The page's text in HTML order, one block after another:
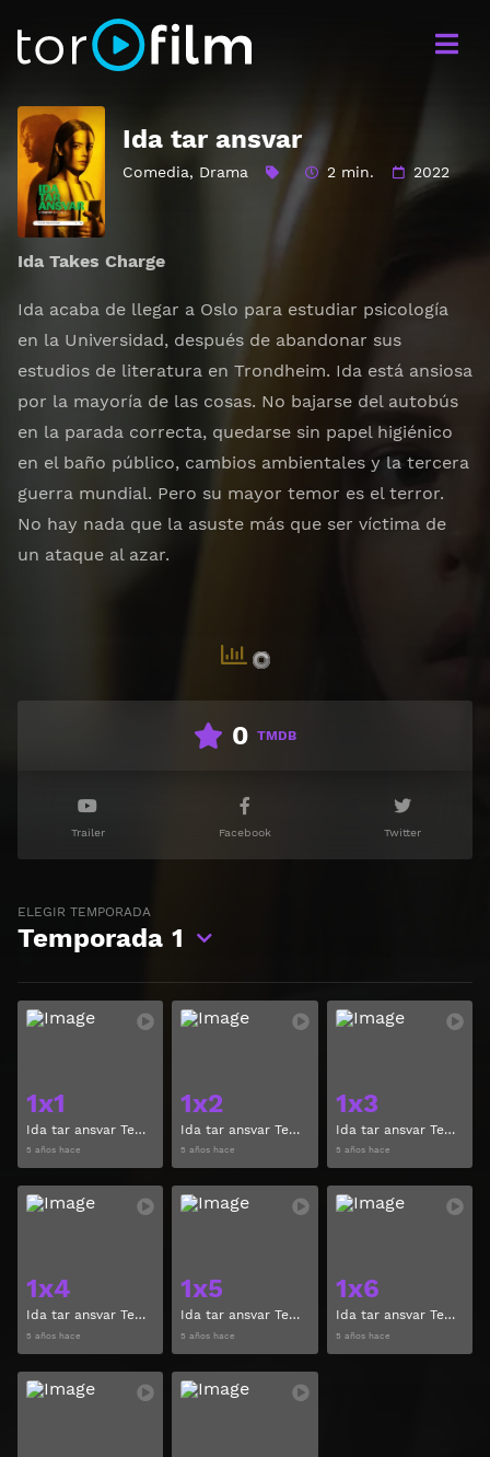
Ida tar ansvar
Comedia, Drama 2 min. 2022
Ida Takes Charge
Ida acaba de llegar a Oslo para estudiar psicología
en la Universidad, después de abandonar sus
estudios de literatura en Trondheim. Ida está ansiosa
por la mayoría de las cosas. No bajarse del autobús
en la parada correcta, quedarse sin papel higiénico
en el baño público, cambios ambientales y la tercera
guerra mundial. Pero su mayor temor es el terror.
No hay nada que la asuste más que ser víctima de
un ataque al azar.
0 TMDB
Trailer Facebook Twitter
ELEGIR TEMPORADA
Temporada 1
1x1
Ida tar ansvar Temporada 1 Capitulo 1
5 años hace
Ver
1x2
Ida tar ansvar Temporada 1 Capitulo 2
5 años hace
Ver
1x3
Ida tar ansvar Temporada 1 Capitulo 3
5 años hace
1x4
Ida tar ansvar Temporada 1 Capitulo 4
5 años hace
Ver
1x5
Ida tar ansvar Temporada 1 Capitulo 5
5 años hace
Ver
1x6
Ida tar ansvar Temporada 1 Capitulo 6
5 años hace
Ver